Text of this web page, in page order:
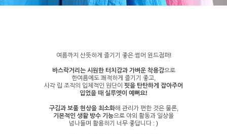
여름까지 산뜻하게 즐기기 좋은 썸머 윈드점퍼!
바스락거리는 시원한 터치감과 가벼운 착용감으로
한여름에도 쾌적하게 즐기기 좋고,
사각 립 조직의 입체적인 원단이 핏을 탄탄하게 잡아주어
입었을 때 실루엣이 예뻐요!
구김과 보풀 현상을 최소화해 관리가 편한 것은 물론,
기본적인 생활 방수 기능으로 야외 활동과 일상을
넘나들며 활용하기 너무 좋답니다 : )